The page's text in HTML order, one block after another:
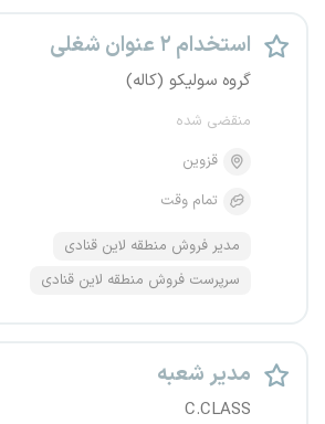
استخدام ۲ عنوان شغلی
گروه سولیکو (کاله)
منقضی شده
قزوین
تمام وقت
مدیر فروش منطقه لاین قنادی
سرپرست فروش منطقه لاین قنادی
مدیر شعبه
C.CLASS